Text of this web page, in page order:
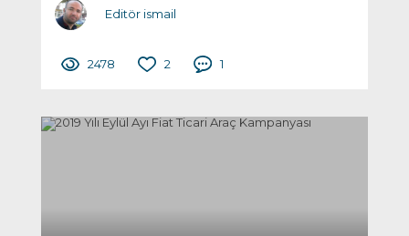
Editör ismail
2478 2 1